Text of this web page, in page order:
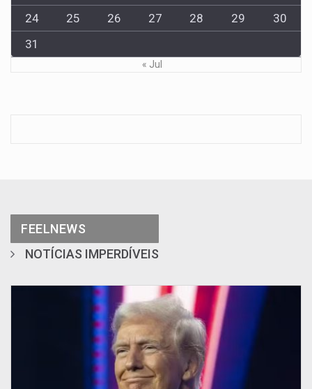
24
25 26 27 28 29
30
31
« Jul
FEELNEWS
NOTÍCIAS IMPERDÍVEIS